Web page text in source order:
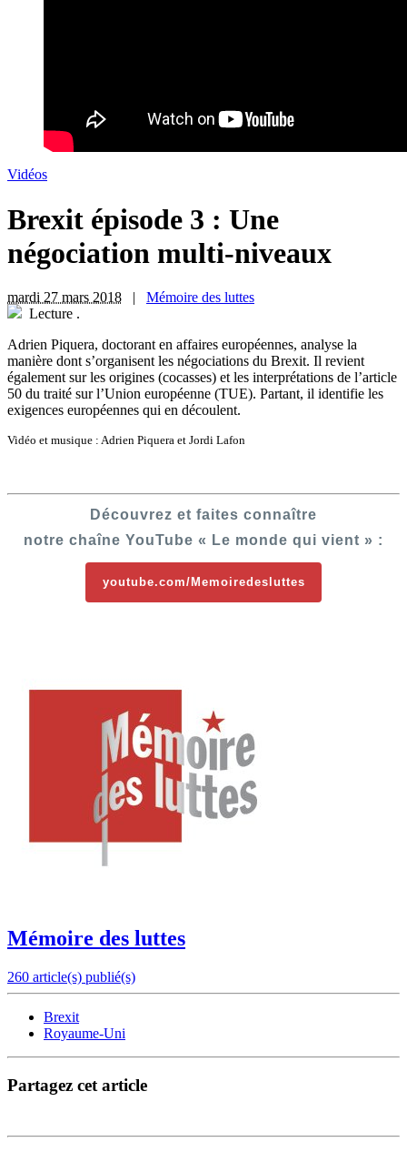
Vidéos
Brexit épisode 3 : Une
négociation multi-niveaux
mardi 27 mars 2018 | Mémoire des luttes
Lecture .
Adrien Piquera, doctorant en affaires européennes, analyse la
manière dont s’organisent les négociations du Brexit. Il revient
également sur les origines (cocasses) et les interprétations de l’article
50 du traité sur l’Union européenne (TUE). Partant, il identifie les
exigences européennes qui en découlent.
Vidéo et musique : Adrien Piquera et Jordi Lafon
Découvrez et faites connaître
notre chaîne YouTube « Le monde qui vient » :
youtube.com/Memoiredesluttes
Mémoire des luttes
260 article(s) publié(s)
Brexit
Royaume-Uni
Partagez cet article